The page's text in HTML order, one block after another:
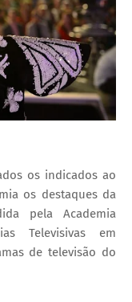
os indicados ao
os destaques da
pela Academia
Televisivas em
de televisão do